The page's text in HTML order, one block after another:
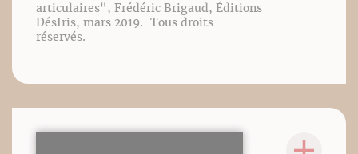
articulaires", Frédéric Brigaud, Éditions
DésIris, mars 2019. Tous droits
réservés.